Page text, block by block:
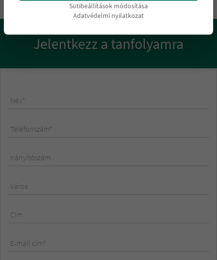
Jelentkezz a tanfolyamra
Név*
Telefonszám*
Irányítószám
Város
Cím
E-mail cím*
Sütibeállítások módosítása
Adatvédelmi nyilatkozat